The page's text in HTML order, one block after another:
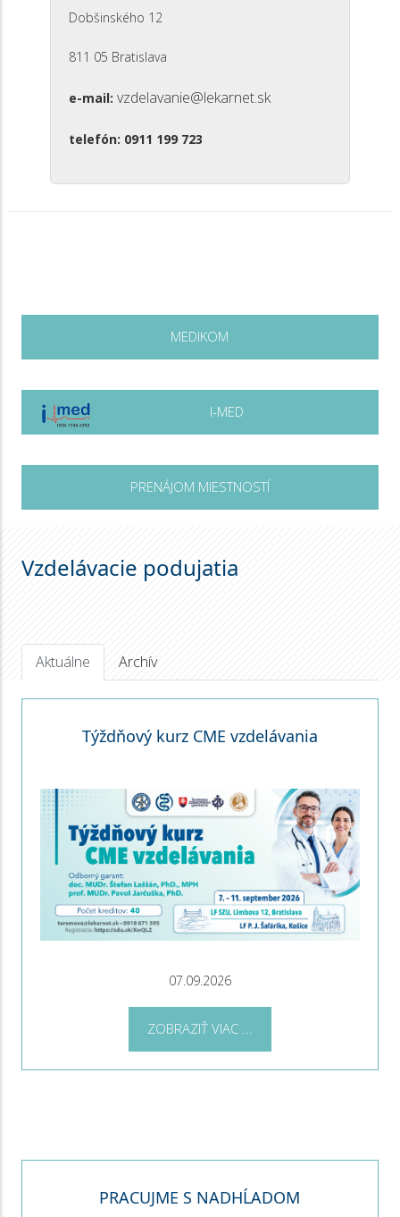
Dobšinského 12
811 05 Bratislava
e-mail: vzdelavanie@lekarnet.sk
telefón: 0911 199 723
MEDIKOM
I-MED
PRENÁJOM MIESTNOSTÍ
Vzdelávacie podujatia
Aktuálne Archív
Týždňový kurz CME vzdelávania
07.09.2026
ZOBRAZIŤ VIAC ...
PRACUJME S NADHĹADOM